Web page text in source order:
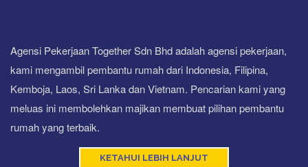
Agensi Pekerjaan Together Sdn Bhd adalah agensi pekerjaan,
kami mengambil pembantu rumah dari Indonesia, Filipina,
Kemboja, Laos, Sri Lanka dan Vietnam. Pencarian kami yang
meluas ini membolehkan majikan membuat pilihan pembantu
rumah yang terbaik.
KETAHUI LEBIH LANJUT